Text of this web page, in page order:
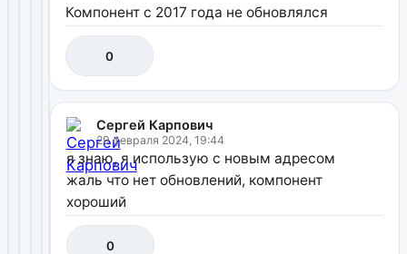
Компонент с 2017 года не обновлялся
0
Сергей Карпович
29 февраля 2024, 19:44
я знаю, я использую с новым адресом
жаль что нет обновлений, компонент
хороший
0